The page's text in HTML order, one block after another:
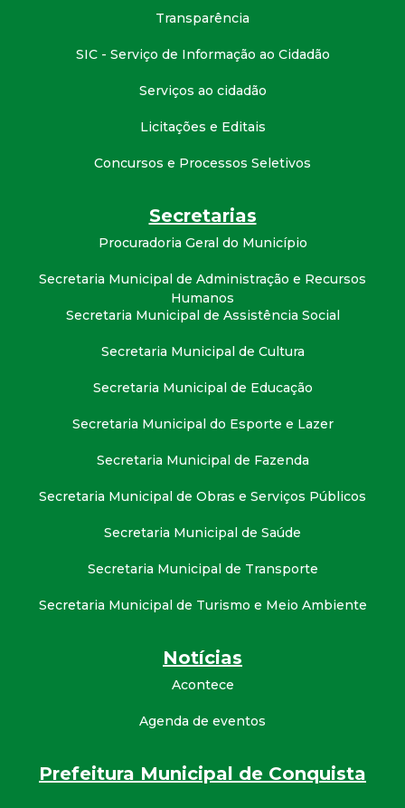
Transparência
SIC - Serviço de Informação ao Cidadão
Serviços ao cidadão
Licitações e Editais
Concursos e Processos Seletivos
Secretarias
Procuradoria Geral do Município
Secretaria Municipal de Administração e Recursos
Humanos
Secretaria Municipal de Assistência Social
Secretaria Municipal de Cultura
Secretaria Municipal de Educação
Secretaria Municipal do Esporte e Lazer
Secretaria Municipal de Fazenda
Secretaria Municipal de Obras e Serviços Públicos
Secretaria Municipal de Saúde
Secretaria Municipal de Transporte
Secretaria Municipal de Turismo e Meio Ambiente
Notícias
Acontece
Agenda de eventos
Prefeitura Municipal de Conquista